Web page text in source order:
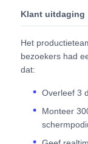
Overleg het
Verhuur van
COB LED
Klant uitdaging
Het
bezoekers had
dat:
Overleef 3
Monteer